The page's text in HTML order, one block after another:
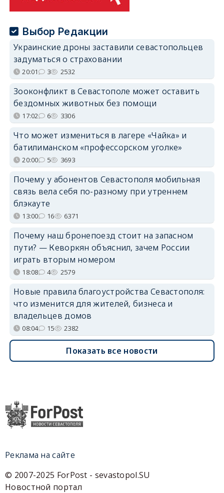
Выбор Редакции
Украинские дроны заставили севастопольцев
задуматься о страховании
20:01 3 2532
Зооконфликт в Севастополе может оставить
бездомных животных без помощи
17:02 6 3306
Что может измениться в лагере «Чайка» и
батилиманском «профессорском уголке»
20:00 5 3693
Почему у абонентов Севастополя мобильная
связь вела себя по-разному при утреннем
блэкауте
13:00 16 6371
Почему наш бронепоезд стоит на запасном
пути? — Кеворкян объяснил, зачем России
играть вторым номером
18:08 4 2579
Новые правила благоустройства Севастополя:
что изменится для жителей, бизнеса и
владельцев домов
08:04 15 2382
Показать все новости
Реклама на сайте
© 2007-2025 ForPost - sevastopol.SU
Новостной портал